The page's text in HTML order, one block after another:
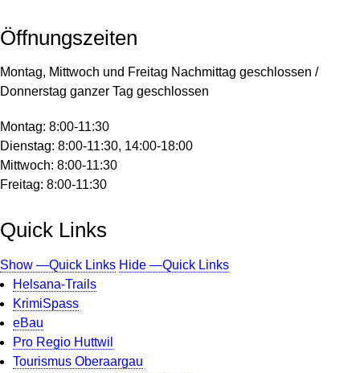
Öffnungszeiten
Montag, Mittwoch und Freitag Nachmittag geschlossen /
Donnerstag ganzer Tag geschlossen
Montag: 8:00-11:30
Dienstag: 8:00-11:30, 14:00-18:00
Mittwoch: 8:00-11:30
Freitag: 8:00-11:30
Quick Links
Show —Quick Links Hide —Quick Links
Helsana-Trails
KrimiSpass
eBau
Pro Regio Huttwil
Tourismus Oberaargau